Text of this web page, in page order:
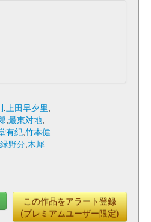
,上田早夕里,
,最東対地,
有紀,竹本健
野分,木犀
この作品をアラート登録
(プレミアムユーザー限定)